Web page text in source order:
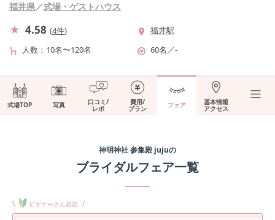
福井県／式場・ゲストハウス
4.58 (4件)
福井駅
人数
10名〜120名 60名 ／-
式場TOP 写真 口コミ/
レポ
費用/
プラン フェア 基本情報
アクセス
神明神社 参集殿 jujuの
ブライダルフェア一覧
\ ビギナーさん必読 /